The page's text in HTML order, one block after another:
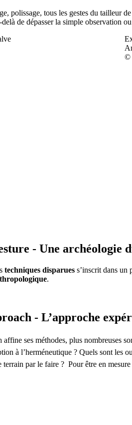
polissage, tous les gestes du tailleur
de dépasser la simple observation
©
- Une archéologie
techniques disparues s’inscrit dans un
.
- L’approche
affine ses méthodes, plus nombreuses
à l’herméneutique ? Quels sont les
par le faire ? Pour être en